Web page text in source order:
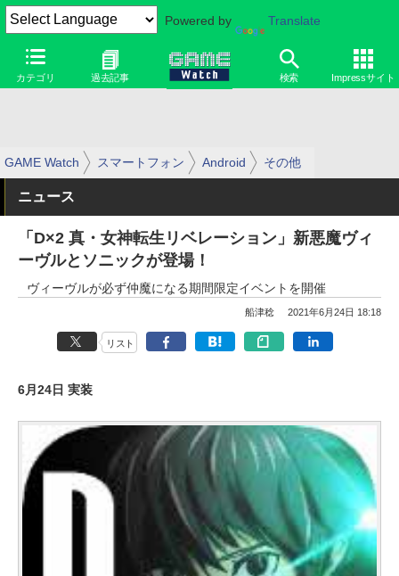
Powered by Translate
カテゴリ 過去記事 検索 Impressサイト
GAME Watch スマートフォン Android その他
ニュース
「D×2 真・女神転生リベレーション」新悪魔ヴィ
ーヴルとソニックが登場！
ヴィーヴルが必ず仲魔になる期間限定イベントを開催
船津稔 2021年6月24日 18:18
リスト
6月24日 実装